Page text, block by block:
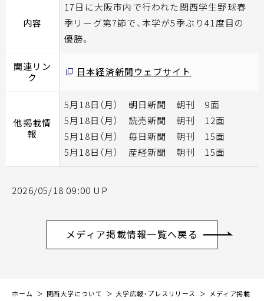
内容
17日に大阪市内で行われた関西学生野球春
季リーグ第7節で、本学が5季ぶり41度目の
優勝。
関連リン
ク
日本経済新聞ウェブサイト
他掲載情
報
5月18日（月） 朝日新聞 朝刊 9面
5月18日（月） 読売新聞 朝刊 12面
5月18日（月） 毎日新聞 朝刊 15面
5月18日（月） 産経新聞 朝刊 15面
2026/05/18 09:00 UP
メディア掲載情報一覧へ戻る
ホーム 関西大学について 大学広報・プレスリリース
メディア掲載